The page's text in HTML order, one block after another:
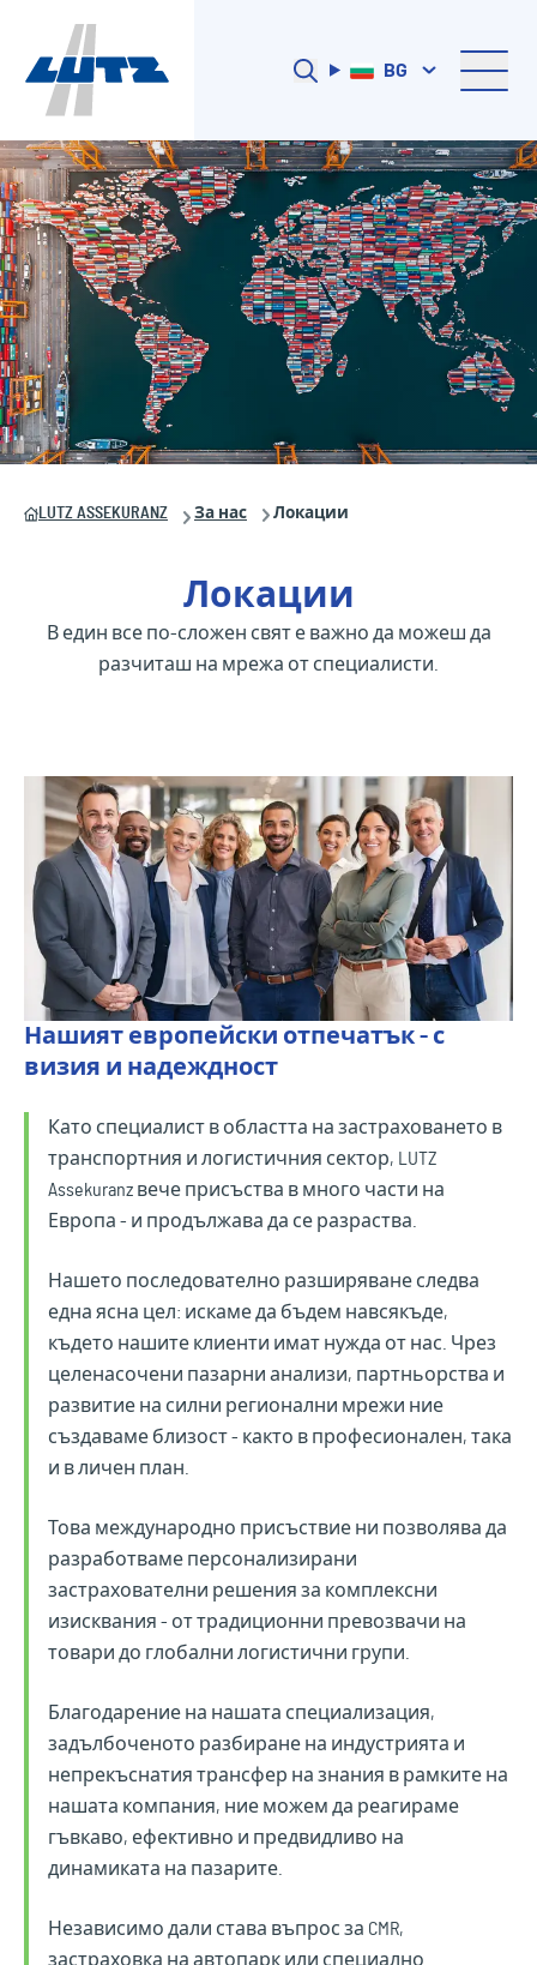
BG
LUTZ ASSEKURANZ За нас Локации
Локации
В един все по-сложен свят е важно да можеш да
разчиташ на мрежа от специалисти.
Нашият европейски отпечатък - с
визия и надеждност
Като специалист в областта на застраховането в
транспортния и логистичния сектор, LUTZ
Assekuranz вече присъства в много части на
Европа - и продължава да се разраства.
Нашето последователно разширяване следва
една ясна цел: искаме да бъдем навсякъде,
където нашите клиенти имат нужда от нас. Чрез
целенасочени пазарни анализи, партньорства и
развитие на силни регионални мрежи ние
създаваме близост - както в професионален, така
и в личен план.
Това международно присъствие ни позволява да
разработваме персонализирани
застрахователни решения за комплексни
изисквания - от традиционни превозвачи на
товари до глобални логистични групи.
Благодарение на нашата специализация,
задълбоченото разбиране на индустрията и
непрекъснатия трансфер на знания в рамките на
нашата компания, ние можем да реагираме
гъвкаво, ефективно и предвидливо на
динамиката на пазарите.
Независимо дали става въпрос за CMR,
застраховка на автопарк или специално